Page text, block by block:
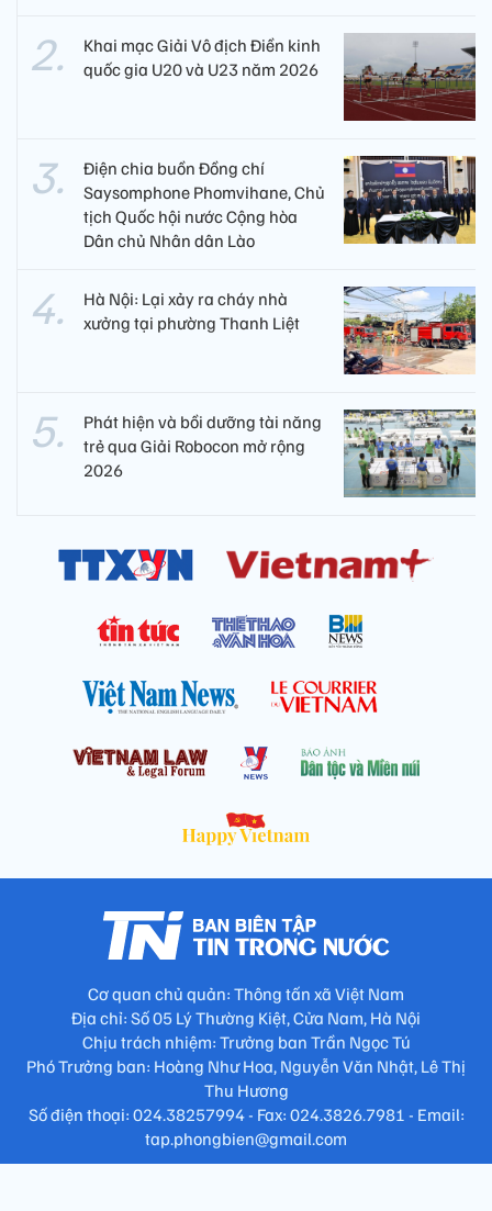
Khai mạc Giải Vô địch Điền kinh
quốc gia U20 và U23 năm 2026
Điện chia buồn Đồng chí
Saysomphone Phomvihane, Chủ
tịch Quốc hội nước Cộng hòa
Dân chủ Nhân dân Lào
Hà Nội: Lại xảy ra cháy nhà
xưởng tại phường Thanh Liệt
Phát hiện và bồi dưỡng tài năng
trẻ qua Giải Robocon mở rộng
2026
Cơ quan chủ quản: Thông tấn xã Việt Nam
Địa chỉ: Số 05 Lý Thường Kiệt, Cửa Nam, Hà Nội
Chịu trách nhiệm: Trưởng ban Trần Ngọc Tú
Phó Trưởng ban: Hoàng Như Hoa, Nguyễn Văn Nhật, Lê Thị
Thu Hương
Số điện thoại: 024.38257994 - Fax: 024.3826.7981 - Email:
tap.phongbien@gmail.com